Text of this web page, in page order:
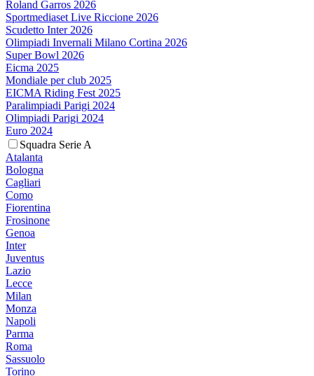
Roland Garros 2026
Sportmediaset Live Riccione 2026
Scudetto Inter 2026
Olimpiadi Invernali Milano Cortina 2026
Super Bowl 2026
Eicma 2025
Mondiale per club 2025
EICMA Riding Fest 2025
Paralimpiadi Parigi 2024
Olimpiadi Parigi 2024
Euro 2024
Squadra Serie A
Atalanta
Bologna
Cagliari
Como
Fiorentina
Frosinone
Genoa
Inter
Juventus
Lazio
Lecce
Milan
Monza
Napoli
Parma
Roma
Sassuolo
Torino